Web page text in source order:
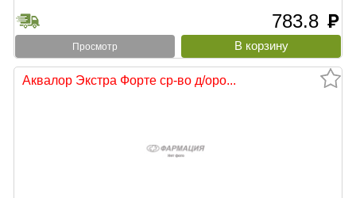
783.8 руб
Просмотр
Аквалор Экстра Форте ср-во д/оро...